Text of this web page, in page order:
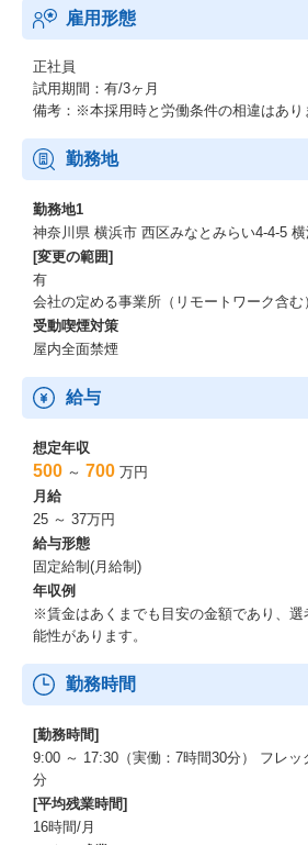
■当社について
TIS株式会社と世界的なプラントエンジニ
工建設株式会社が共同出資し設立。
千代田化工建設をはじめ日本を代表する多
国際的なプロジェクトに従事するエンジニ
展をITの力で支援しています。
業界に特化した知見・経験、深い業務理解
テックグループの保有する先端技術や総合
させ、
DX／AIをはじめとする高付加価値サービ
オンリーワン企業」を目指しています。
雇用形態
正社員
試用期間：有/3ヶ月
備考：※本採用時と労働条件の相違はあり
勤務地
勤務地1
神奈川県 横浜市 西区みなとみらい4-4-5
[変更の範囲]
有
会社の定める事業所（リモートワーク含む
受動喫煙対策
屋内全面禁煙
給与
想定年収
500 ～ 700 万円
月給
25 ～ 37万円
給与形態
固定給制(月給制)
年収例
※賃金はあくまでも目安の金額であり、選
能性があります。
勤務時間
[勤務時間]
9:00 ～ 17:30（実働：7時間30分） フレ
分
[平均残業時間]
16時間/月